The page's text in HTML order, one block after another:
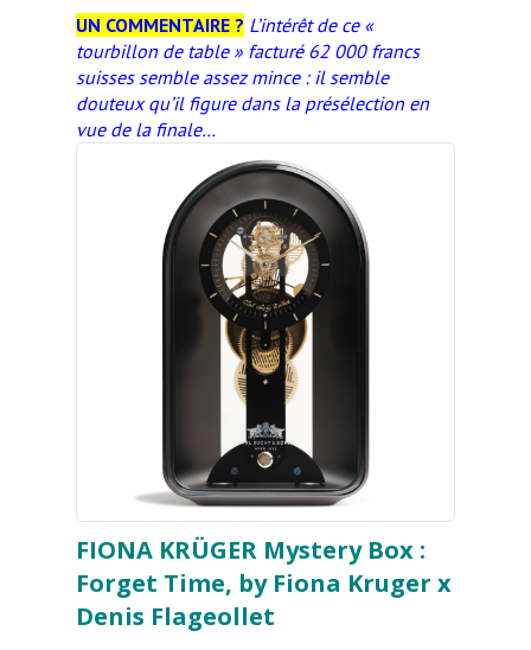
UN COMMENTAIRE ? L’intérêt de ce «
tourbillon de table » facturé 62 000 francs
suisses semble assez mince : il semble
douteux qu’il figure dans la présélection en
vue de la finale…
FIONA KRÜGER Mystery Box :
Forget Time, by Fiona Kruger x
Denis Flageollet